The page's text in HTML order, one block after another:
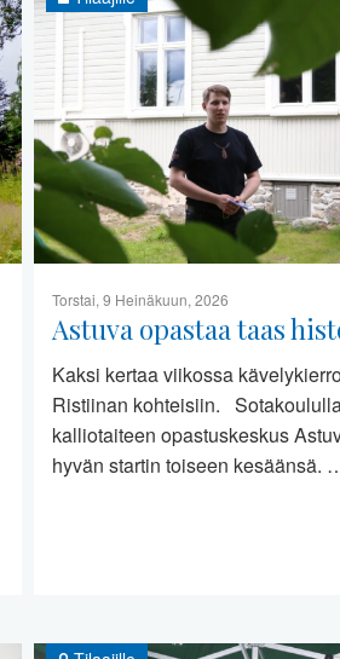
Torstai, 9 Heinäkuun, 2026
Astuva opastaa taas
Kaksi kertaa viikossa
Ristiinan kohteisiin.
kalliotaiteen opastuskeskus
hyvän startin toiseen kesäänsä.